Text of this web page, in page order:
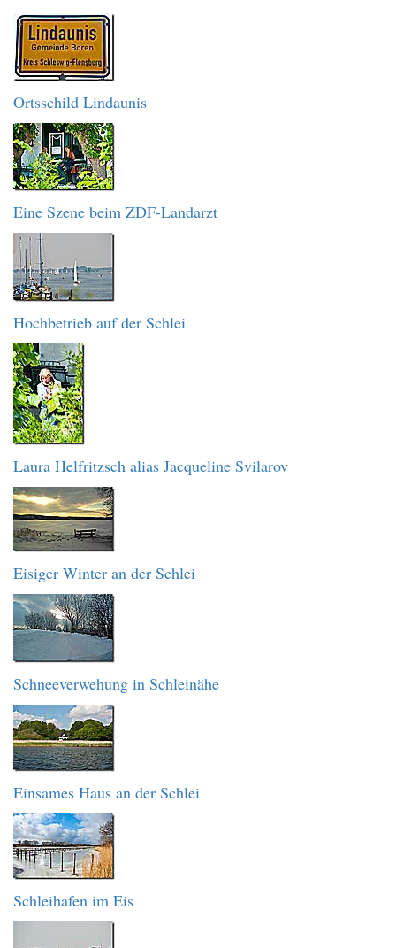
Ortsschild Lindaunis
Eine Szene beim ZDF-Landarzt
Hochbetrieb auf der Schlei
Laura Helfritzsch alias Jacqueline Svilarov
Eisiger Winter an der Schlei
Schneeverwehung in Schleinähe
Einsames Haus an der Schlei
Schleihafen im Eis